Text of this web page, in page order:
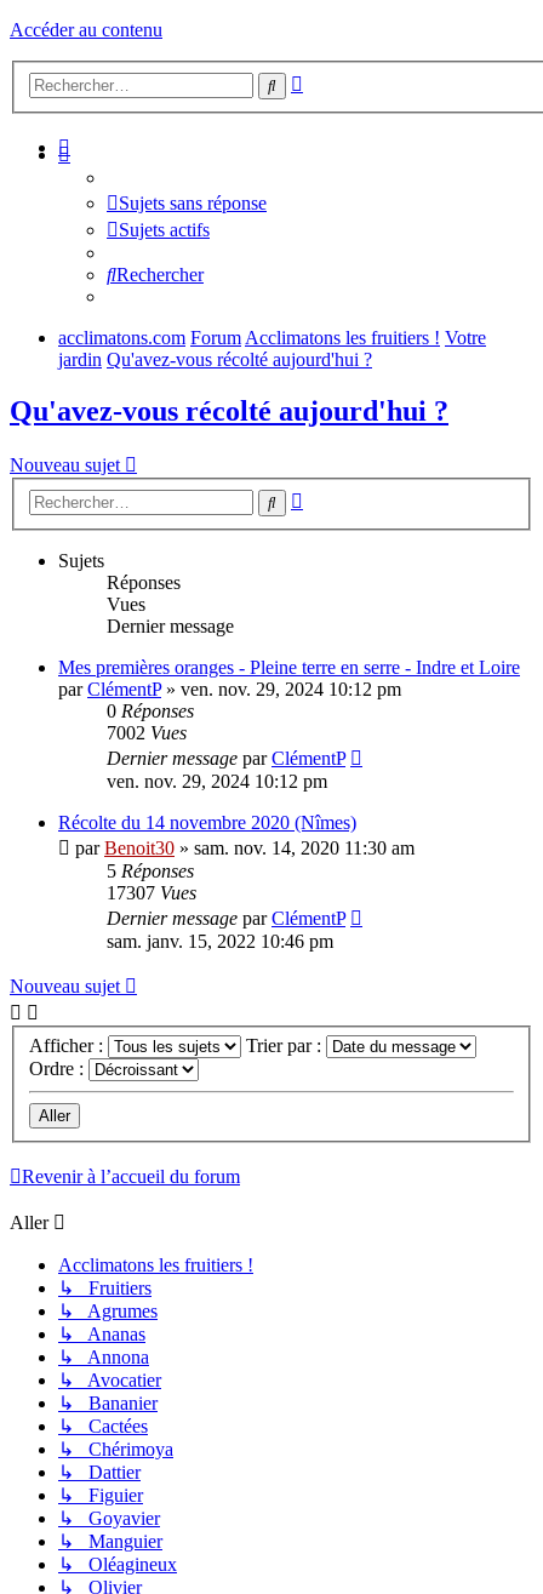
Accéder au contenu
Rechercher
Sujets sans réponse
Sujets actifs
Rechercher
acclimatons.com Forum Acclimatons les fruitiers ! Votre
jardin Qu'avez-vous récolté aujourd'hui ?
Qu'avez-vous récolté aujourd'hui ?
Nouveau sujet
Rechercher
Sujets
Réponses
Vues
Dernier message
Mes premières oranges - Pleine terre en serre - Indre et Loire
parClémentP» ven. nov. 29, 2024 10:12 pm
0 Réponses
7002 Vues
Dernier message parClémentP
ven. nov. 29, 2024 10:12 pm
Récolte du 14 novembre 2020 (Nîmes)
parBenoit30 » sam. nov. 14, 2020 11:30 am
5 Réponses
17307 Vues
Dernier message parClémentP
sam. janv. 15, 2022 10:46 pm
Nouveau sujet
Afficher :
Trier par :
Ordre :
Revenir à l’accueil du forum
Aller
Acclimatons les fruitiers !
↳ Fruitiers
↳ Agrumes
↳ Ananas
↳ Annona
↳ Avocatier
↳ Bananier
↳ Cactées
↳ Chérimoya
↳ Dattier
↳ Figuier
↳ Goyavier
↳ Manguier
↳ Oléagineux
↳ Olivier